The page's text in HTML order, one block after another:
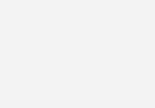
freien Lauf zu lassen und mit
So oder so: Auf Ihr Feed­back
freue ich mich schon heute. In
bei allen Baumetallern für ihre Treue
Community sein zu dürfen.
Start ins neue BAUMETALL-Jahr.